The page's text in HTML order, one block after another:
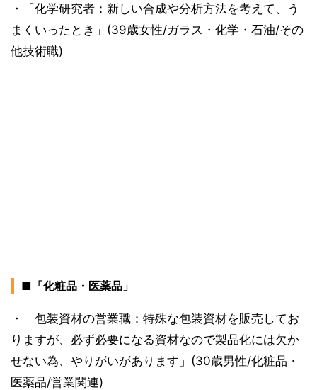
・「化学研究者：新しい合成や分析方法を考えて、う
まくいったとき」(39歳女性/ガラス・化学・石油/その
他技術職)
■「化粧品・医薬品」
・「包装資材の営業職：特殊な包装資材を販売してお
りますが、必ず必要になる資材なので製品化には欠か
せない為、やりがいがあります」(30歳男性/化粧品・
医薬品/営業関連)